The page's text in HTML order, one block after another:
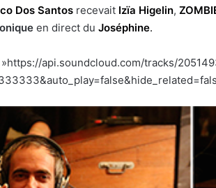
Dos Santos recevait Izïa Higelin,
en direct du Joséphine.
api.soundcloud.com/tracks/